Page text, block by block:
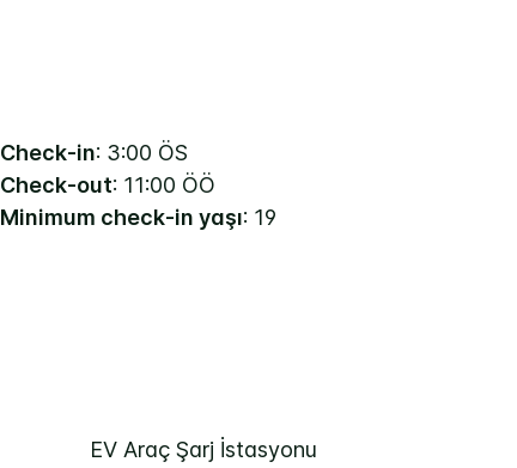
Check-in: 3:00 ÖS
Check-out: 11:00 ÖÖ
Minimum check-in yaşı: 19
EV Araç Şarj İstasyonu